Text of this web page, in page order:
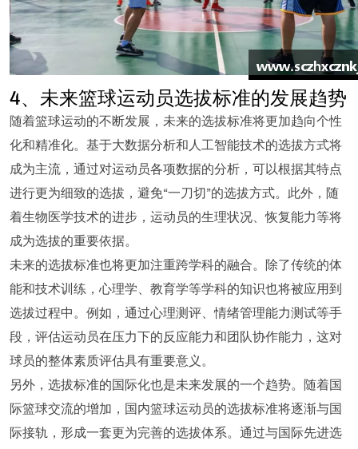
4、未来篮球运动员选拔标准的发展趋势
随着篮球运动的不断发展，未来的选拔标准将更加趋向个性
化和精准化。基于大数据分析和人工智能技术的选拔方式将
成为主流，通过对运动员各项数据的分析，可以根据其特点
进行更为细致的选拔，避免“一刀切”的选拔方式。此外，随
着生物医学技术的进步，运动员的生理状况、恢复能力等将
成为选拔的重要依据。
未来的选拔标准也将更加注重跨学科的融合。除了传统的体
能和技术训练，心理学、教育学等学科的知识也将被应用到
选拔过程中。例如，通过心理测评、情绪管理能力测试等手
段，评估运动员在压力下的反应能力和团队协作能力，这对
球员的整体素质评估具有重要意义。
另外，选拔标准的国际化也是未来发展的一个趋势。随着国
际篮球交流的增加，国内篮球运动员的选拔标准将逐渐与国
际接轨，形成一套更为完善的选拔体系。通过与国际先进选